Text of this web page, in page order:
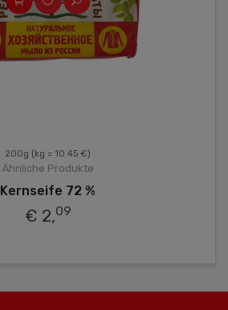
200g (kg = 10.45 €)
Ähnliche Produkte
Kernseife 72 %
€ 2,09